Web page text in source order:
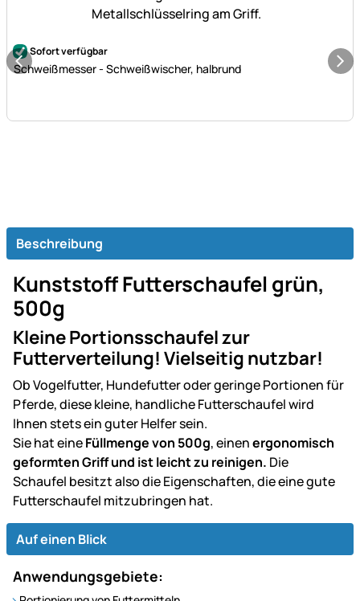
Noch keine Bewertungen abgegeben
Sofort verfügbar
Schweißmesser - Schweißwischer, halbrund
Beschreibung
Kunststoff Futterschaufel grün,
500g
Kleine Portionsschaufel zur
Futterverteilung! Vielseitig nutzbar!
Ob Vogelfutter, Hundefutter oder geringe Portionen für
Pferde, diese kleine, handliche Futterschaufel wird
Ihnen stets ein guter Helfer sein.
Sie hat eineFüllmenge von 500g, einenergonomisch
geformten Griff und ist leicht zu reinigen. Die
Schaufel besitzt also die Eigenschaften, die eine gute
Futterschaufel mitzubringen hat.
Auf einen Blick
Anwendungsgebiete: